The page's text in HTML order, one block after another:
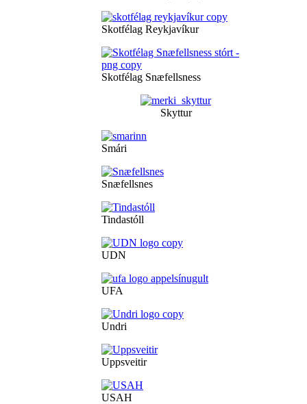
Skotfélag Reykjavíkur
Skotfélag Snæfellsness
Skyttur
Smári
Snæfellsnes
Tindastóll
UDN
UFA
Undri
Uppsveitir
USAH